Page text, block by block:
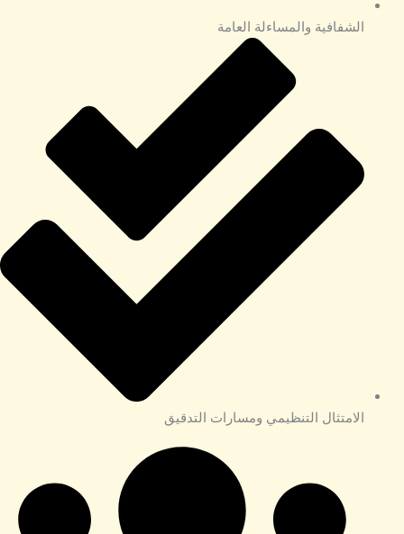
الشفافية والمساءلة العامة
الامتثال التنظيمي ومسارات التدقيق